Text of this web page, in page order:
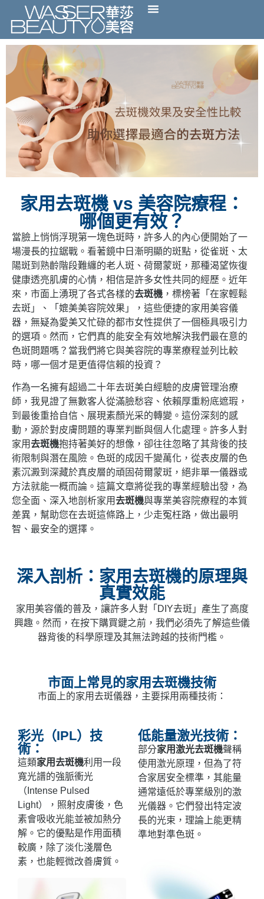
家用去斑機 vs 美容院療程：
哪個更有效？
當臉上悄悄浮現第一塊色斑時，許多人的內心便開始了一
場漫長的拉鋸戰。看著鏡中日漸明顯的斑點，從雀斑、太
陽斑到熟齡階段難纏的老人斑、荷爾蒙斑，那種渴望恢復
健康透亮肌膚的心情，相信是許多女性共同的經歷。近年
來，市面上湧現了各式各樣的去斑機 ，標榜著「在家輕鬆
去斑」、「媲美美容院效果」，這些便捷的家用美容儀
器，無疑為愛美又忙碌的都市女性提供了一個極具吸引力
的選項。然而，它們真的能安全有效地解決我們最在意的
色斑問題嗎？當我們將它與美容院的專業療程並列比較
時，哪一個才是更值得信賴的投資？
作為一名擁有超過二十年去斑美白經驗的皮膚管理治療
師，我見證了無數客人從滿臉愁容、依賴厚重粉底遮瑕，
到最後重拾自信、展現素顏光采的轉變。這份深刻的感
動，源於對皮膚問題的專業判斷與個人化處理。許多人對
家用去斑機抱持著美好的想像，卻往往忽略了其背後的技
術限制與潛在風險。色斑的成因千變萬化，從表皮層的色
素沉澱到深藏於真皮層的頑固荷爾蒙斑，絕非單一儀器或
方法就能一概而論。這篇文章將從我的專業經驗出發，為
您全面、深入地剖析家用去斑機與專業美容院療程的本質
差異，幫助您在去斑這條路上，少走冤枉路，做出最明
智、最安全的選擇。
深入剖析：家用去斑機的原理與
真實效能
家用美容儀的普及，讓許多人對「DIY去斑」產生了高度
興趣。然而，在按下購買鍵之前，我們必須先了解這些儀
器背後的科學原理及其無法跨越的技術門檻。
市面上常見的家用去斑機技術
市面上的家用去斑儀器，主要採用兩種技術：
彩光（IPL）技
術：
這類家用去斑機利用一段
寬光譜的強脈衝光
（Intense Pulsed
Light），照射皮膚後，色
素會吸收光能並被加熱分
解。它的優點是作用面積
較廣，除了淡化淺層色
素，也能輕微改善膚質。
低能量激光技術：
部分家用激光去斑機聲稱
使用激光原理，但為了符
合家居安全標準，其能量
通常遠低於專業級別的激
光儀器。它們發出特定波
長的光束，理論上能更精
準地對準色斑。